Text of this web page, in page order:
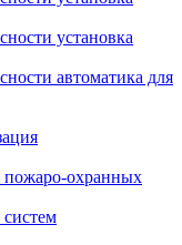
установка
автоматика для
охранных